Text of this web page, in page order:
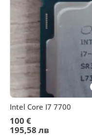
Intel Core I7 7700
100 €
195,58 лв